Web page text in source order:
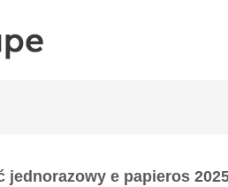
jednorazowy e papieros